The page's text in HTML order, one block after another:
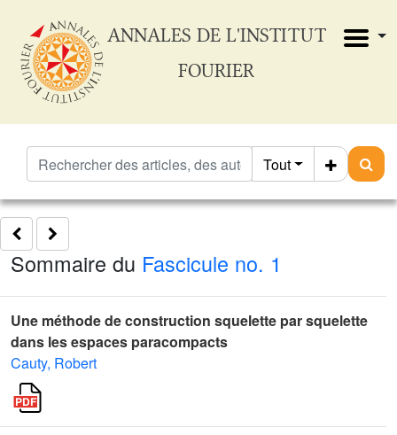
ANNALES DE L'INSTITUT
FOURIER
Tout
Sommaire du Fascicule no. 1
Une méthode de construction squelette par squelette
dans les espaces paracompacts
Cauty, Robert